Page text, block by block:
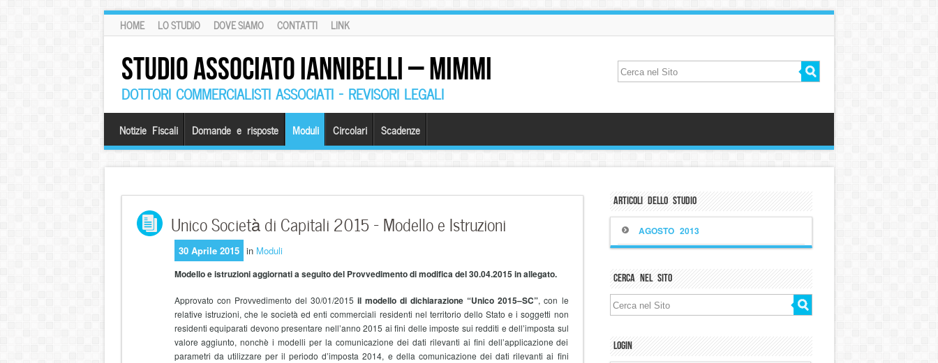
HOME LO STUDIO DOVE SIAMO CONTATTI LINK
STUDIO ASSOCIATO IANNIBELLI – MIMMI
DOTTORI COMMERCIALISTI ASSOCIATI – REVISORI LEGALI
Notizie Fiscali Domande e risposte Moduli Circolari Scadenze
Unico Società di Capitali 2015 – Modello e Istruzioni
30 Aprile 2015 in Moduli
Modello e istruzioni aggiornati a seguito del Provvedimento di modifica del 30.04.2015 in allegato.
Approvato con Provvedimento del 30/01/2015 il modello di dichiarazione “Unico 2015–SC”, con le
relative istruzioni, che le società ed enti commerciali residenti nel territorio dello Stato e i soggetti non
residenti equiparati devono presentare nell’anno 2015 ai fini delle imposte sui redditi e dell’imposta sul
valore aggiunto, nonchè i modelli per la comunicazione dei dati rilevanti ai fini dell’applicazione dei
parametri da utilizzare per il periodo d’imposta 2014, e della comunicazione dei dati rilevanti ai fini
Articoli dello Studio
AGOSTO 2013
Cerca nel sito
Login